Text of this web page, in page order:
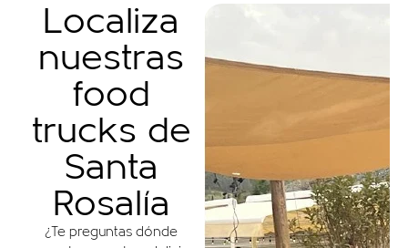
Localiza
nuestras
food
trucks de
Santa
Rosalía
¿Te preguntas dónde